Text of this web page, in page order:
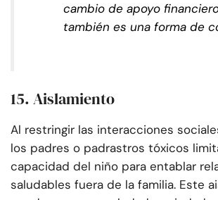
cambio de apoyo
también es una forma de
15. Aislamiento
Al restringir las interacciones
los padres o padrastros tóxicos
capacidad del niño para entablar
saludables fuera de la familia. Este